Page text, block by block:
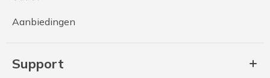
Aanbiedingen
Support